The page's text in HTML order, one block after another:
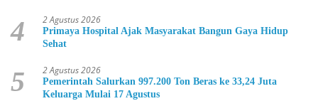
4 2 Agustus 2026
Primaya Hospital Ajak Masyarakat Bangun Gaya Hidup
Sehat
5 2 Agustus 2026
Pemerintah Salurkan 997.200 Ton Beras ke 33,24 Juta
Keluarga Mulai 17 Agustus